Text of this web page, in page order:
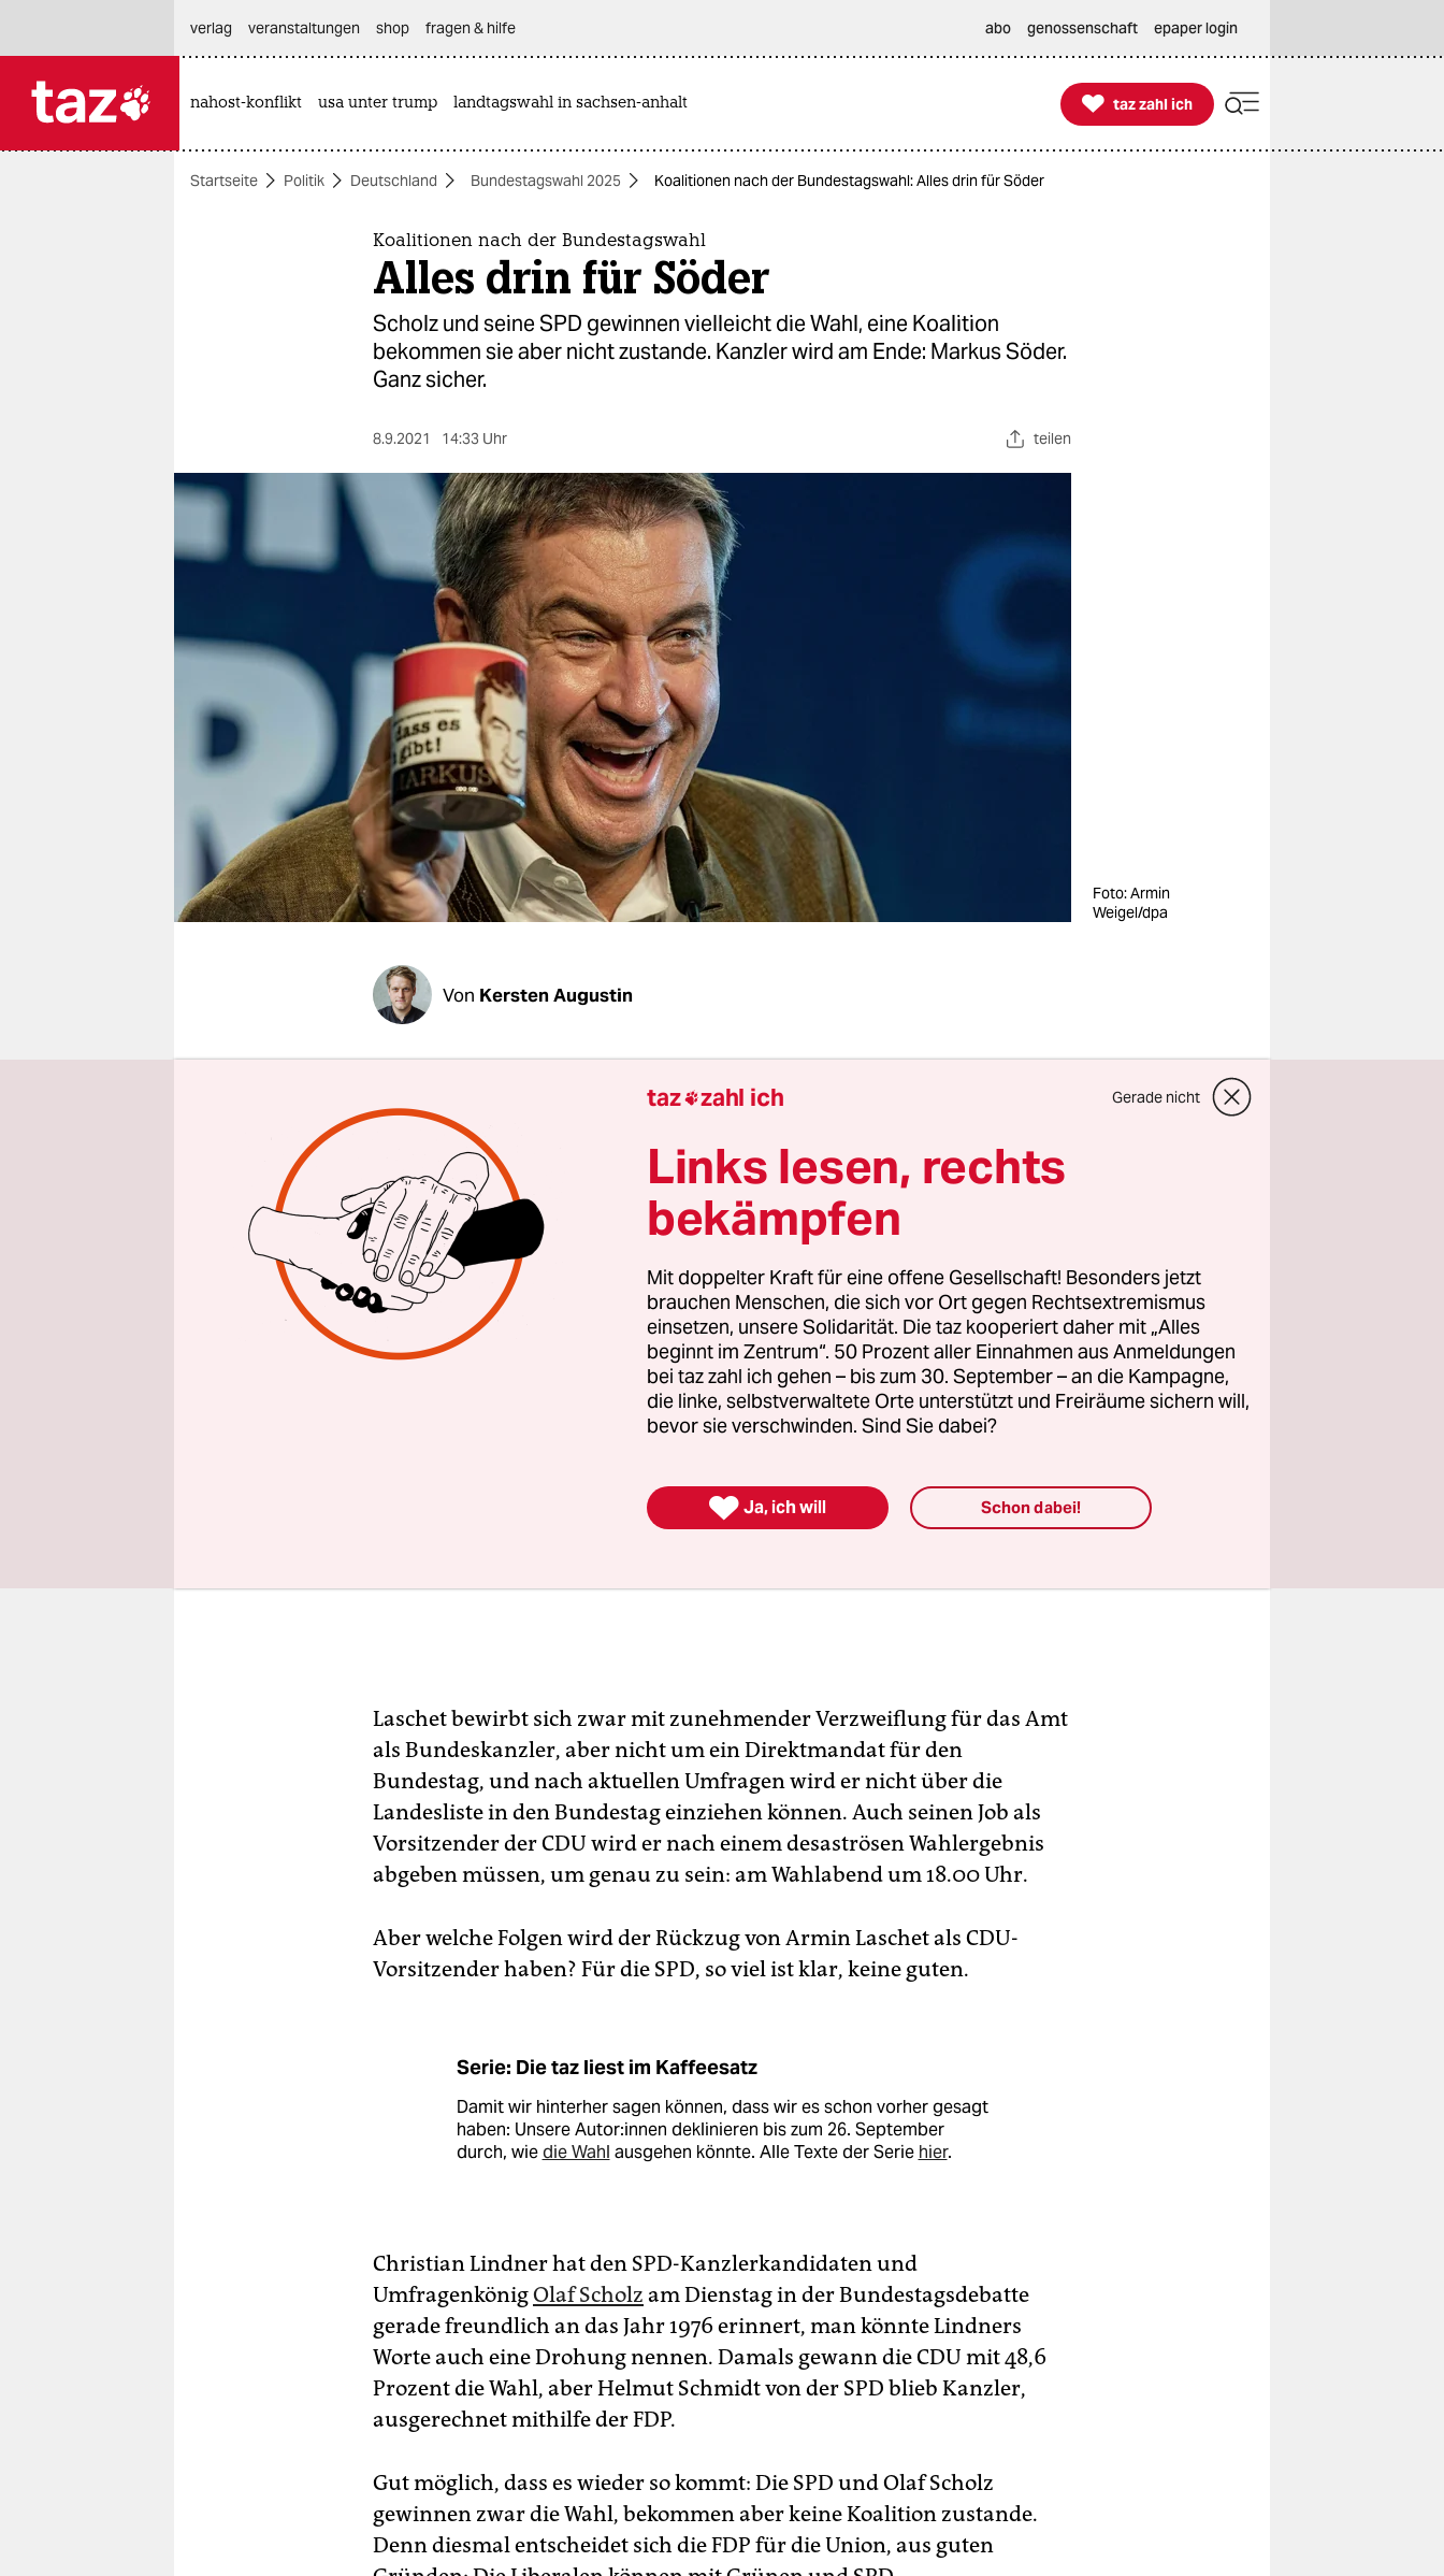
themen
berlin
veranstaltungen
shop
fragen & hilfe
unterstützen
abo
genossenschaft
verlag
veranstaltungen shop fragen & hilfe abo genossenschaft epaper login
nahost-konflikt usa unter trump landtagswahl in sachsen-anhalt 
taz zahl ich
taz zahl ich
Startseite Politik Deutschland Bundestagswahl 2025 Koalitionen nach der Bundestagswahl: Alles drin für Söder
Koalitionen nach der Bundestagswahl
Alles drin für Söder
Scholz und seine SPD gewinnen vielleicht die Wahl, eine Koalition
bekommen sie aber nicht zustande. Kanzler wird am Ende: Markus Söder.
Ganz sicher.
8.9.2021 14:33 Uhr teilen
Foto: Armin
Weigel/dpa
Von Kersten Augustin
Armin Laschet seinen Urlaub in Hagnau am
Bodensee. Auf Fotos steht er dort mit hochgekrempelten Hosenbeinen
im flachen Wasser.
Es ist sehr gut möglich, dass Laschet bald viel Zeit hat, in den Urlaub zu
fahren und auf den See zu schauen: ab Anfang Oktober. Vielleicht ist
das Wasser dann noch warm genug, um mit den Füßen reinzugehen.
Laschet bewirbt sich zwar mit zunehmender Verzweiflung für das Amt
als Bundeskanzler, aber nicht um ein Direktmandat für den
Bundestag, und nach aktuellen Umfragen wird er nicht über die
Landesliste in den Bundestag einziehen können. Auch seinen Job als
Vorsitzender der CDU wird er nach einem desaströsen Wahlergebnis
abgeben müssen, um genau zu sein: am Wahlabend um 18.00 Uhr.
Aber welche Folgen wird der Rückzug von Armin Laschet als CDU-
Vorsitzender haben? Für die SPD, so viel ist klar, keine guten.
Serie: Die taz liest im Kaffeesatz
Damit wir hinterher sagen können, dass wir es schon vorher gesagt
haben: Unsere Au­to­r:in­nen deklinieren bis zum 26. September
durch, wiedie Wahl ausgehen könnte. Alle Texte der Serie hier.
Christian Lindner hat den SPD-Kanzlerkandidaten und
UmfragenkönigOlaf Scholz am Dienstag in der Bundestagsdebatte
gerade freundlich an das Jahr 1976 erinnert, man könnte Lindners
Worte auch eine Drohung nennen. Damals gewann die CDU mit 48,6
Prozent die Wahl, aber Helmut Schmidt von der SPD blieb Kanzler,
ausgerechnet mithilfe der FDP.
Gut möglich, dass es wieder so kommt: Die SPD und Olaf Scholz
gewinnen zwar die Wahl, bekommen aber keine Koalition zustande.
Denn diesmal entscheidet sich die FDP für die Union, aus guten
taz zahl ich Gerade nicht
Links lesen, rechts
bekämpfen
Mit doppelter Kraft für eine offene Gesellschaft! Besonders jetzt
brauchen Menschen, die sich vor Ort gegen Rechtsextremismus
einsetzen, unsere Solidarität. Die taz kooperiert daher mit „Alles
beginnt im Zentrum“. 50 Prozent aller Einnahmen aus Anmeldungen
bei taz zahl ich gehen – bis zum 30. September – an die Kampagne,
die linke, selbstverwaltete Orte unterstützt und Freiräume sichern will,
bevor sie verschwinden. Sind Sie dabei?
 Ja, ich will Schon dabei!